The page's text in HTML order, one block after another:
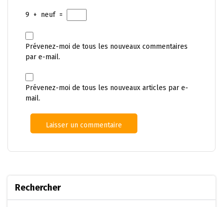
9 + neuf =
Prévenez-moi de tous les nouveaux commentaires
par e-mail.
Prévenez-moi de tous les nouveaux articles par e-
mail.
Rechercher